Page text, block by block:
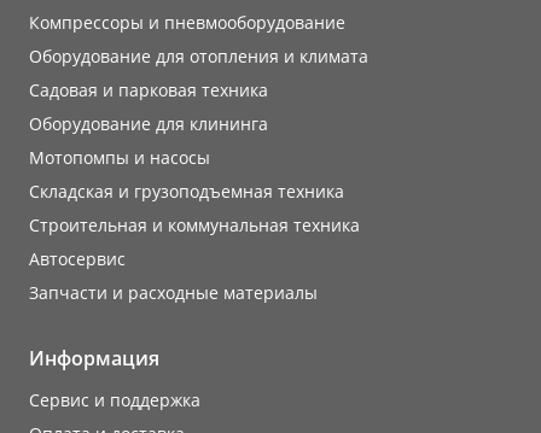
Компрессоры и пневмооборудование
Оборудование для отопления и климата
Садовая и парковая техника
Оборудование для клининга
Мотопомпы и насосы
Складская и грузоподъемная техника
Строительная и коммунальная техника
Автосервис
Запчасти и расходные материалы
Информация
Сервис и поддержка